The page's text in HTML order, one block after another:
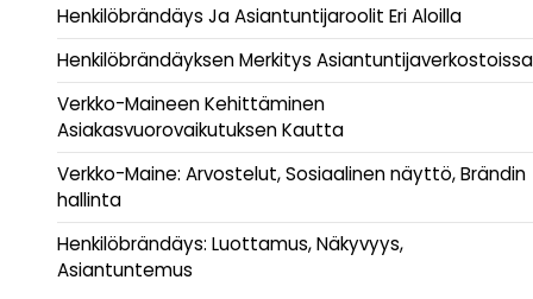
Henkilöbrändäys Ja Asiantuntijaroolit Eri Aloilla
Henkilöbrändäyksen Merkitys Asiantuntijaverkostoissa
Verkko-Maineen Kehittäminen
Asiakasvuorovaikutuksen Kautta
Verkko-Maine: Arvostelut, Sosiaalinen näyttö, Brändin
hallinta
Henkilöbrändäys: Luottamus, Näkyvyys,
Asiantuntemus